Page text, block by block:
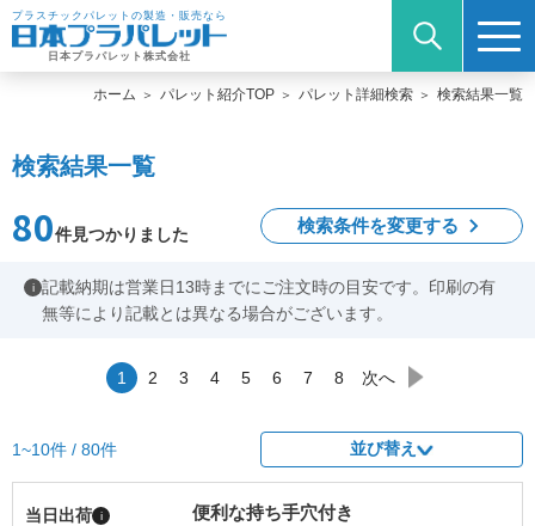
プラスチックパレットの製造・販売なら
日本プラパレット株式会社
ホーム パレット紹介TOP パレット詳細検索 検索結果一覧
検索結果一覧
80件見つかりました 検索条件を変更する
i 記載納期は営業日13時までにご注文時の目安です。印刷の有
無等により記載とは異なる場合がございます。
1 2 3 4 5 6 7 8 次へ
1~10件 / 80件 並び替え
当日出荷 i
便利な持ち手穴付き